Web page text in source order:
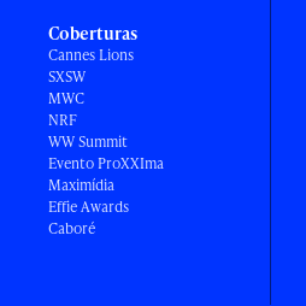
Coberturas
Cannes Lions
SXSW
MWC
NRF
WW Summit
Evento ProXXIma
Maximídia
Effie Awards
Caboré